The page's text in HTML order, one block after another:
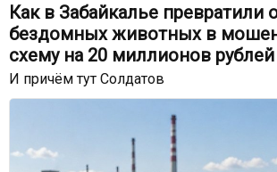
Как в Забайкалье превратили
бездомных животных в
схему на 20 миллионов рублей
И причём тут Солдатов